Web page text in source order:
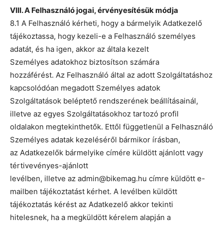
VIII. A Felhasználó jogai, érvényesítésük módja
8.1 A Felhasználó kérheti, hogy a bármelyik Adatkezelő
tájékoztassa, hogy kezeli-e a Felhasználó személyes
adatát, és ha igen, akkor az általa kezelt
Személyes adatokhoz biztosítson számára
hozzáférést. Az Felhasználó által az adott Szolgáltatáshoz
kapcsolódóan megadott Személyes adatok
Szolgáltatások beléptető rendszerének beállításainál,
illetve az egyes Szolgáltatásokhoz tartozó profil
oldalakon megtekinthetők. Ettől függetlenül a Felhasználó
Személyes adatak kezeléséről bármikor írásban,
az Adatkezelők bármelyike címére küldött ajánlott vagy
tértivevényes-ajánlott
levélben, illetve az admin@bikemag.hu címre küldött e-
mailben tájékoztatást kérhet. A levélben küldött
tájékoztatás kérést az Adatkezelő akkor tekinti
hitelesnek, ha a megküldött kérelem alapján a